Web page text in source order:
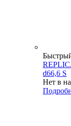
d66,6 S
Нет в